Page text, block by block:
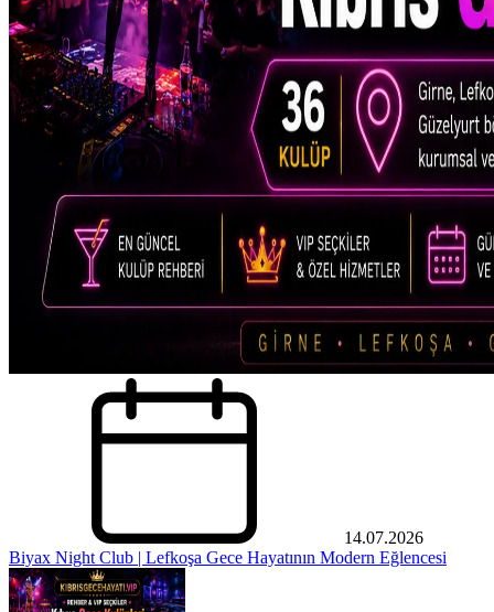
14.07.2026
Biyax Night Club | Lefkoşa Gece Hayatının Modern Eğlencesi